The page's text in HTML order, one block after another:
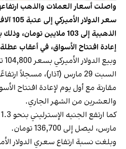
واصلت أسعار العملات والذهب
سعر
الذهبية إلى 103 ملايين
إعادة افتتاح الأسواق، في أعقاب
مقارنة مع أول يوم لإعادة افتتاح
والعشرين من الشهر الجاري.
مارس، ليصل إلى 136,700 تومان.
وبلغت نسبة ارتفاع سعري الدولار